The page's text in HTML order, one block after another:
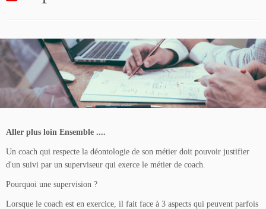
Aller plus loin Ensemble ....
Un coach qui respecte la déontologie de son métier doit pouvoir justifier
d'un suivi par un superviseur qui exerce le métier de coach.
Pourquoi une supervision ?
Lorsque le coach est en exercice, il fait face à 3 aspects qui peuvent parfois